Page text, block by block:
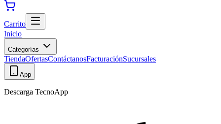
Carrito
Inicio
Categorías
TiendaOfertasContáctanosFacturaciónSucursales
App
Descarga TecnoApp